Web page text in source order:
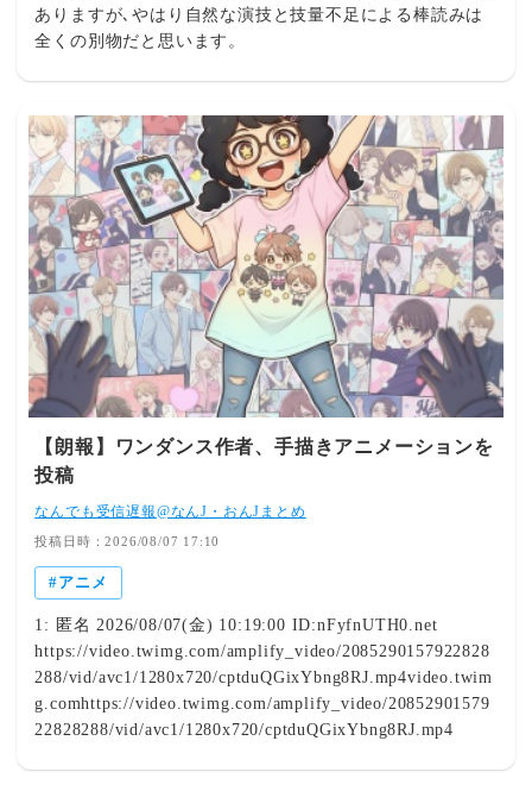
ありますが､やはり自然な演技と技量不足による棒読みは
全くの別物だと思います。
【朗報】ワンダンス作者、手描きアニメーションを
投稿
なんでも受信遅報@なんJ・おんJまとめ
投稿日時：2026/08/07 17:10
アニメ
1: 匿名 2026/08/07(金) 10:19:00 ID:nFyfnUTH0.net
https://video.twimg.com/amplify_video/2085290157922828
288/vid/avc1/1280x720/cptduQGixYbng8RJ.mp4video.twim
g.comhttps://video.twimg.com/amplify_video/20852901579
22828288/vid/avc1/1280x720/cptduQGixYbng8RJ.mp4